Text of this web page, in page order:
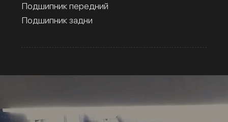
Подшипник передний
Подшипник задни